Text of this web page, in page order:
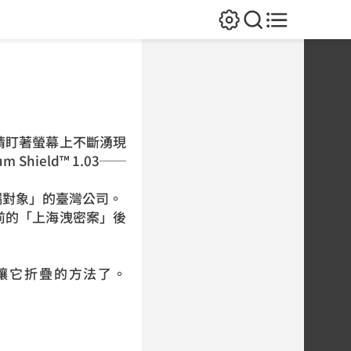
著螢幕上不斷湧現
Shield™ 1.03──
象」的臺灣公司。
「上海洩密案」後
折疊的方法了。